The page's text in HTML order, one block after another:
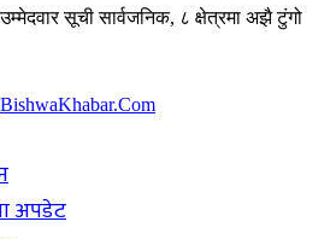
सूची सार्वजनिक, ८ क्षेत्रमा अझै टुंगो
अपडेट